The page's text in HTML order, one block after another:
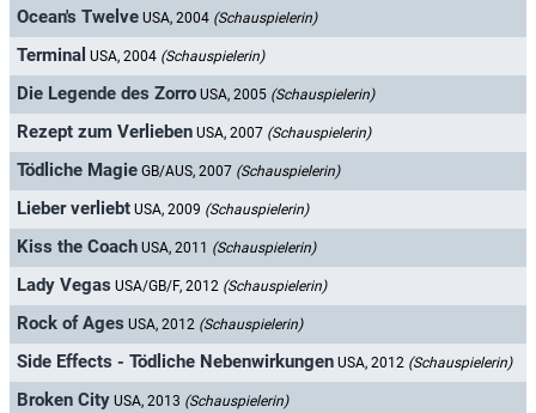
Ocean's Twelve USA, 2004 (Schauspielerin)
Terminal USA, 2004 (Schauspielerin)
Die Legende des Zorro USA, 2005 (Schauspielerin)
Rezept zum Verlieben USA, 2007 (Schauspielerin)
Tödliche Magie GB/AUS, 2007 (Schauspielerin)
Lieber verliebt USA, 2009 (Schauspielerin)
Kiss the Coach USA, 2011 (Schauspielerin)
Lady Vegas USA/GB/F, 2012 (Schauspielerin)
Rock of Ages USA, 2012 (Schauspielerin)
Side Effects - Tödliche Nebenwirkungen USA, 2012 (Schauspielerin)
Broken City USA, 2013 (Schauspielerin)